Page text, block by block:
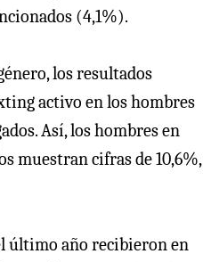
(4,1%).
los resultados
activo en los hombres
Así, los hombres en
muestran cifras de 10,6%,
último año recibieron en